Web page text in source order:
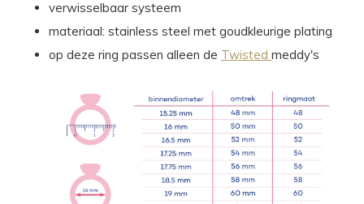
verwisselbaar systeem
materiaal: stainless steel met goudkleurige plating
op deze ring passen alleen de Twisted meddy's